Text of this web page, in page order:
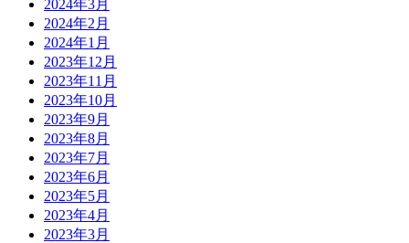
2024年3月
2024年2月
2024年1月
2023年12月
2023年11月
2023年10月
2023年9月
2023年8月
2023年7月
2023年6月
2023年5月
2023年4月
2023年3月